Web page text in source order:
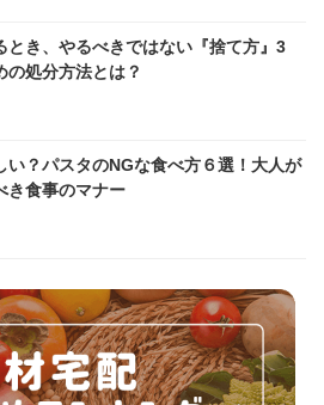
とき、やるべきではない『捨て方』3
処分方法とは？
い？パスタのNGな食べ方６選！大人が
き食事のマナー